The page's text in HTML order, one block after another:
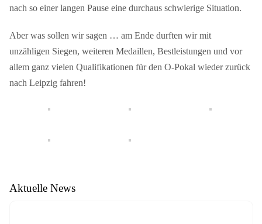
nach so einer langen Pause eine durchaus schwierige Situation.
Aber was sollen wir sagen … am Ende durften wir mit
unzähligen Siegen, weiteren Medaillen, Bestleistungen und vor
allem ganz vielen Qualifikationen für den O-Pokal wieder zurück
nach Leipzig fahren!
Aktuelle News